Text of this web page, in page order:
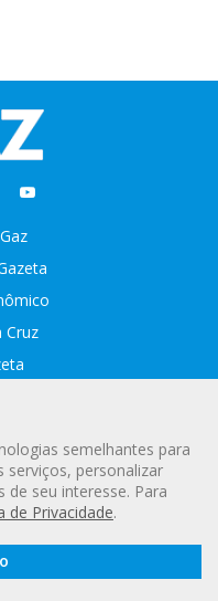
Leia a
Digital
Cruz
de Privacidade e Proteção
semelhantes para
serviços, personalizar
de seu interesse. Para
de Privacidade.